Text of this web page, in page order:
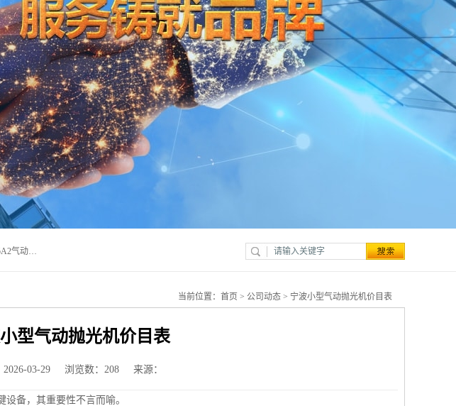
宁波上椿进出口有限公司是日本COMPACT康柏特，原装进口，进口代理商批发, 提供450PL气动抛光机、715A2气动抛光机、905A4打磨机、935GS打磨机、913W-5水磨机、450PL抛光机、715A2抛光机、935GS齿轮抛光机、905A4气动打磨机、价格实惠,欢迎来电咨询.
当前位置： 首页 > 公司动态 > 宁波小型气动抛光机价目表
型气动抛光机价目表
2026-03-29 浏览数：208 来源：
备，其重要性不言而喻。